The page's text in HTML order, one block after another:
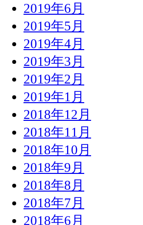
2019年6月
2019年5月
2019年4月
2019年3月
2019年2月
2019年1月
2018年12月
2018年11月
2018年10月
2018年9月
2018年8月
2018年7月
2018年6月